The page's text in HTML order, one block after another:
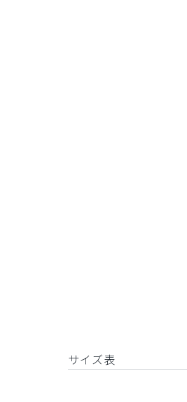
サイズ表